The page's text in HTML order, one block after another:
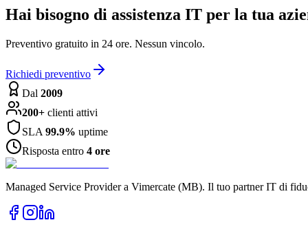
Hai bisogno di assistenza IT per la tua
Preventivo gratuito in 24 ore. Nessun vincolo.
Richiedi preventivo
Dal 2009
200+ clienti attivi
SLA 99.9% uptime
Risposta entro 4 ore
Managed Service Provider a Vimercate (MB). Il tuo partner IT di